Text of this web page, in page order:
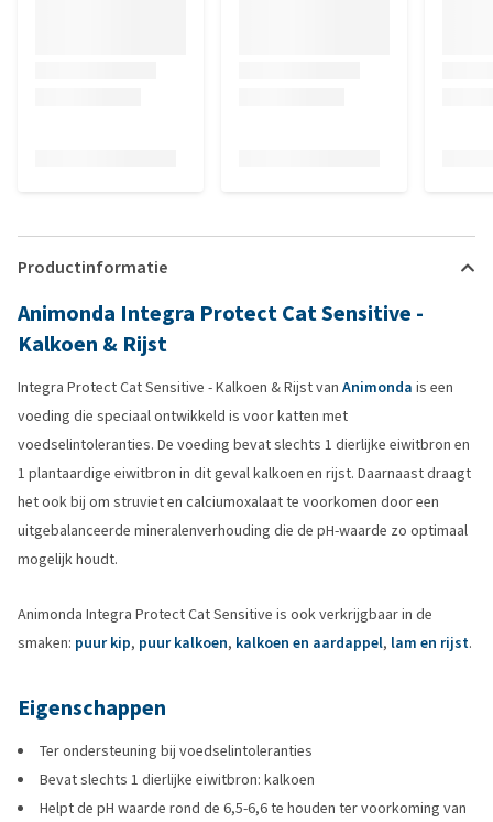
Productinformatie
Animonda Integra Protect Cat Sensitive -
Kalkoen & Rijst
Integra Protect Cat Sensitive - Kalkoen & Rijst van Animonda is een
voeding die speciaal ontwikkeld is voor katten met
voedselintoleranties. De voeding bevat slechts 1 dierlijke eiwitbron en
1 plantaardige eiwitbron in dit geval kalkoen en rijst. Daarnaast draagt
het ook bij om struviet en calciumoxalaat te voorkomen door een
uitgebalanceerde mineralenverhouding die de pH-waarde zo optimaal
mogelijk houdt.
Animonda Integra Protect Cat Sensitive is ook verkrijgbaar in de
smaken: puur kip, puur kalkoen, kalkoen en aardappel, lam en rijst.
Eigenschappen
Ter ondersteuning bij voedselintoleranties
Bevat slechts 1 dierlijke eiwitbron: kalkoen
Helpt de pH waarde rond de 6,5-6,6 te houden ter voorkoming van